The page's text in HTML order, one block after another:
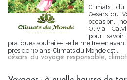
Climats
Césars du
occasion,
Olivia
pour savoir
pratiques souhaite-t-elle mettre en
près de 30 ans, Climats du Monde est...
césars du voyage responsable,